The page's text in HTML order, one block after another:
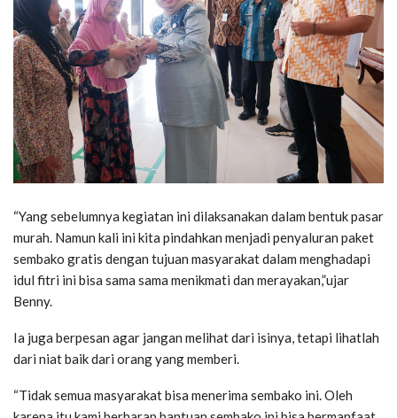
“Yang sebelumnya kegiatan ini dilaksanakan dalam bentuk pasar
murah. Namun kali ini kita pindahkan menjadi penyaluran paket
sembako gratis dengan tujuan masyarakat dalam menghadapi
idul fitri ini bisa sama sama menikmati dan merayakan,”ujar
Benny.
Ia juga berpesan agar jangan melihat dari isinya, tetapi lihatlah
dari niat baik dari orang yang memberi.
“Tidak semua masyarakat bisa menerima sembako ini. Oleh